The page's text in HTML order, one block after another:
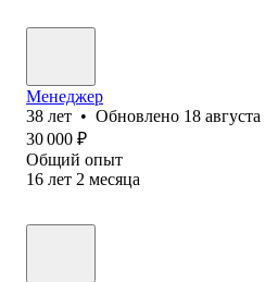
Менеджер
38 лет • Обновлено 18
30 000 ₽
Общий опыт
16 лет 2 месяца